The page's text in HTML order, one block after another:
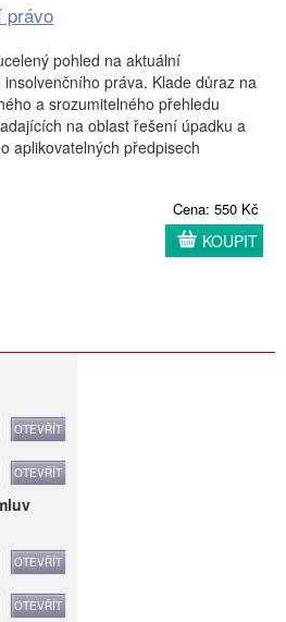
právo
pohled na aktuální
práva. Klade důraz na
a srozumitelného přehledu
na oblast řešení úpadku a
aplikovatelných předpisech
Cena: 550 Kč
KOUPIT